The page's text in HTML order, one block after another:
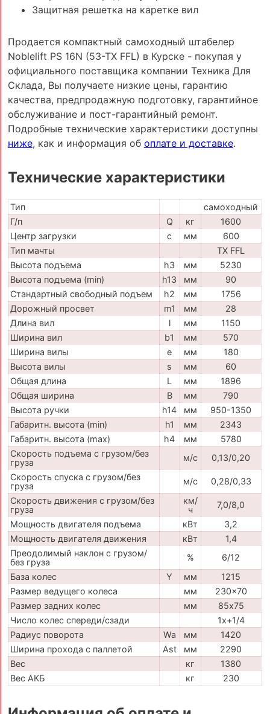
Защитная решетка на каретке вил
Продается компактный самоходный штабелер
Noblelift PS 16N (53-TX FFL) в Курске - покупая у
официального поставщика компании Техника Для
Склада, Вы получаете низкие цены, гарантию
качества, предпродажную подготовку, гарантийное
обслуживание и пост-гарантийный ремонт.
Подробные технические характеристики доступны
ниже, как и информация об оплате и доставке.
Технические характеристики
Тип
самоходный
Г/п
Q кг
1600
Центр загрузки
c мм
600
Тип мачты
TX FFL
Высота подъема
h3 мм
5230
Высота подъема (min)
h13 мм
90
Стандартный свободный подъем
h2 мм
1756
Дорожный просвет
m1 мм
28
Длина вил
l мм
1150
Ширина вил
b1 мм
570
Ширина вилы
e мм
180
Высота вилы
s мм
60
Общая длина
L мм
1896
Общая ширина
B мм
790
Высота ручки
h14 мм
950-1350
Габаритн. высота (min)
h1 мм
2343
Габаритн. высота (max)
h4 мм
5780
Скорость подъема с грузом/без
груза
м/с
0,13/0,20
Скорость спуска с грузом/без
груза
м/с
0,28/0,33
Скорость движения с грузом/без
груза
км/
ч
7,0/8,0
Мощность двигателя подъема
кВт
3,2
Мощность двигателя движения
кВт
1,4
Преодолимый наклон с грузом/
без груза
%
6/12
База колес
Y мм
1215
Размер ведущего колеса
мм
230x70
Размер задних колес
мм
85х75
Число колес спереди/сзади
1x+1/4
Радиус поворота
Wa мм
1420
Ширина прохода с паллетой
Ast мм
2290
Вес
кг
1380
Вес АКБ
кг 230